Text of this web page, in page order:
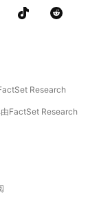
Research
FactSet Research